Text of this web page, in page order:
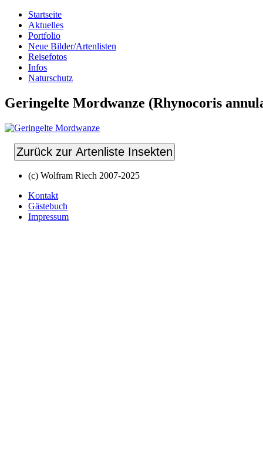
Startseite
Aktuelles
Portfolio
Neue Bilder/Artenlisten
Reisefotos
Infos
Naturschutz
Geringelte Mordwanze (Rhynocoris
Zurück zur Artenliste Insekten
(c) Wolfram Riech 2007-2025
Kontakt
Gästebuch
Impressum